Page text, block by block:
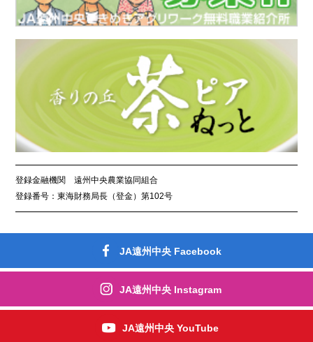
登録金融機関 遠州中央農業協同組合
登録番号：東海財務局長（登金）第102号
JA遠州中央 Facebook
JA遠州中央 Instagram
JA遠州中央 YouTube